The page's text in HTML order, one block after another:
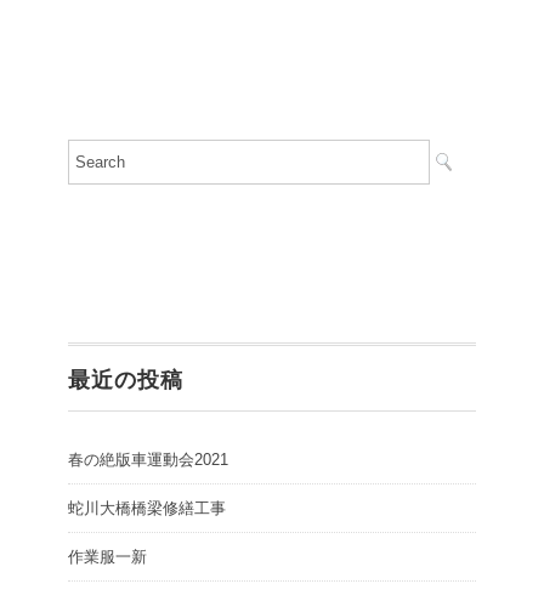
最近の投稿
春の絶版車運動会2021
蛇川大橋橋梁修繕工事
作業服一新